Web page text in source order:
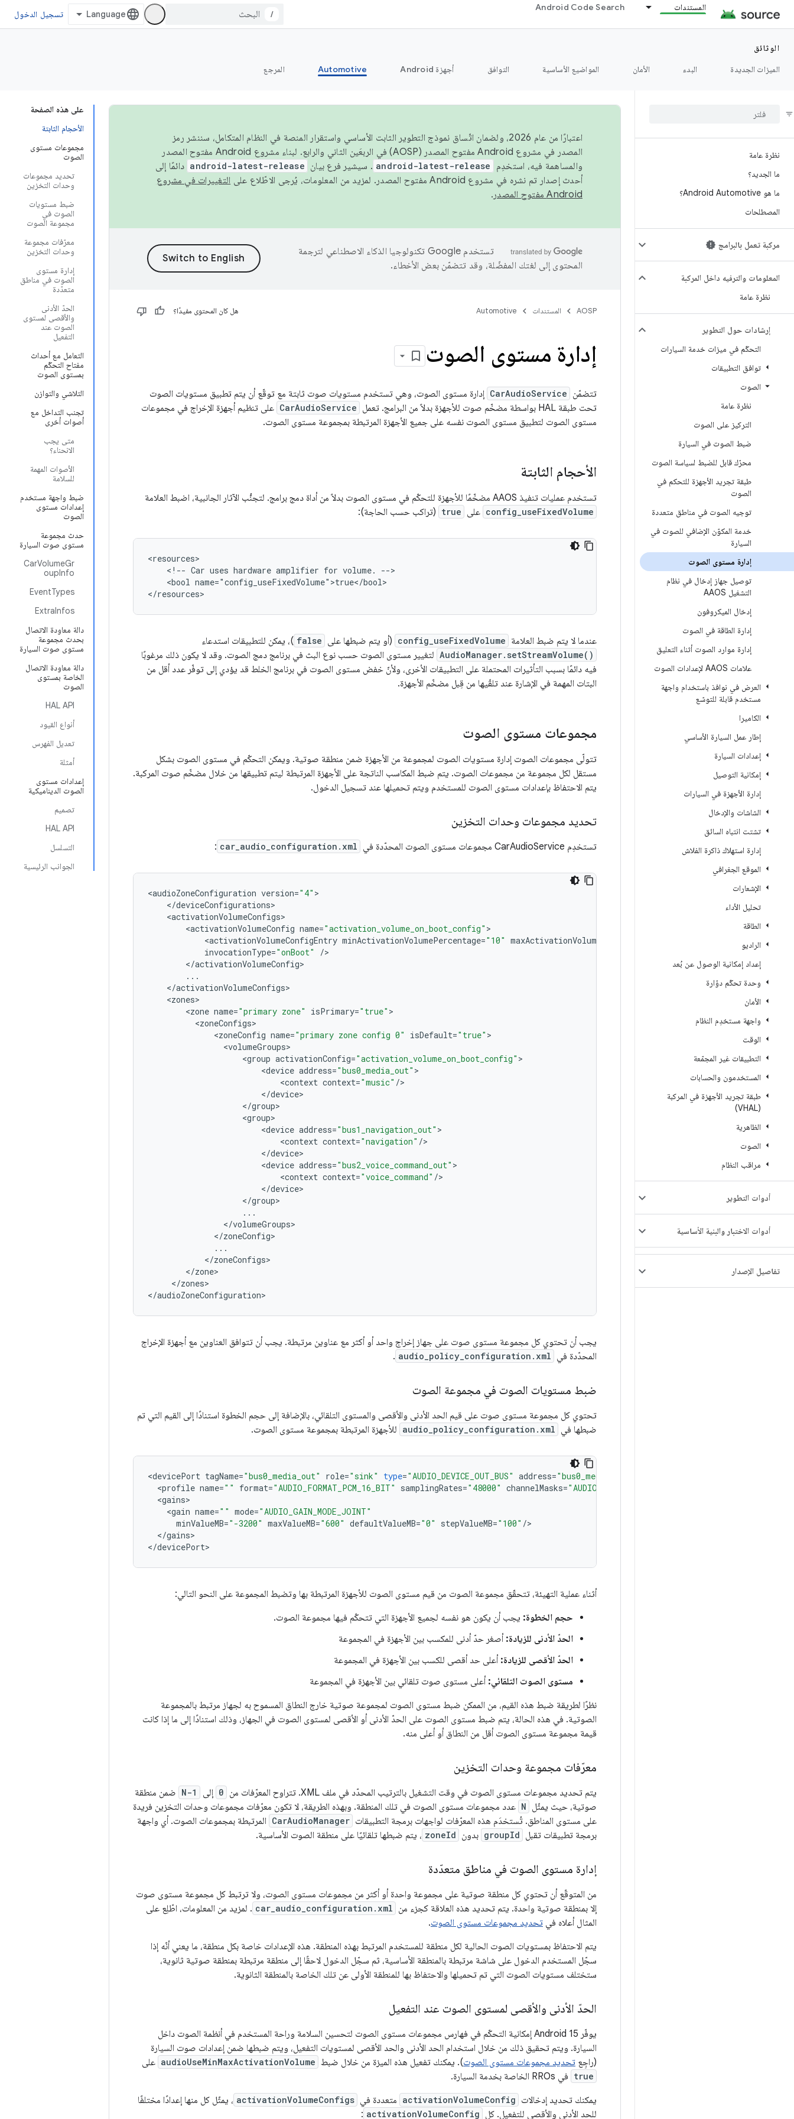
المستندات Android Code Search
/ تسجيل الدخول
الوثائق
الميزات الجديدة
البدء الأمان المواضيع الأساسية التوافق أجهزة Android Automotive المرجع
نظرة عامة
ما الجديد؟
ما هو Android Automotive؟
المصطلحات
مركبة تعمل بالبرامج
المعلومات والترفيه داخل المركبة
نظرة عامة
إرشادات حول التطوير
التحكّم في ميزات خدمة السيارات
توافق التطبيقات
الصوت
نظرة عامة
التركيز على الصوت
ضبط الصوت في السيارة
محرّك قابل للضبط لسياسة الصوت
طبقة تجريد الأجهزة للتحكم في
الصوت
توجيه الصوت في مناطق متعددة
خدمة المكوّن الإضافي للصوت في
السيارة
إدارة مستوى الصوت
توصيل جهاز إدخال في نظام
التشغيل AAOS
إدخال الميكروفون
إدارة الطاقة في الصوت
إدارة موارد الصوت أثناء التعليق
علامات AAOS لإعدادات الصوت
العرض في نوافذ باستخدام واجهة
مستخدم قابلة للتوسّع
الكاميرا
إطار عمل السيارة الأساسي
إعدادات السيارة
إمكانية التوصيل
إدارة الأجهزة في السيارات
الشاشات والإدخال
تشتت انتباه السائق
إدارة استهلاك ذاكرة الفلاش
الموقع الجغرافي
الإشعارات
تحليل الأداء
الطاقة
الراديو
إعداد إمكانية الوصول عن بُعد
وحدة تحكّم دوّارة
الأمان
واجهة مستخدِم النظام
الوقت
التطبيقات غير المجمّعة
المستخدمون والحسابات
طبقة تجريد الأجهزة في المركبة
(VHAL)
الظاهرية
الصوت
مراقب النظام
أدوات التطوير
أدوات الاختبار والبنية الأساسية
تفاصيل الإصدار
على هذه الصفحة
الأحجام الثابتة
مجموعات مستوى
الصوت
تحديد مجموعات
وحدات التخزين
ضبط مستويات
الصوت في
مجموعة الصوت
معرّفات مجموعة
وحدات التخزين
إدارة مستوى
الصوت في مناطق
متعدّدة
الحدّ الأدنى
والأقصى لمستوى
الصوت عند
التفعيل
التعامل مع أحداث
مفتاح التحكّم
بمستوى الصوت
التلاشي والتوازن
تجنب التداخل مع
أصوات أخرى
متى يجب
الانحناء؟
الأصوات المهمة
للسلامة
ضبط واجهة مستخدم
إعدادات مستوى
الصوت
حدث مجموعة
مستوى صوت السيارة
CarVolumeGr
oupInfo
EventTypes
ExtraInfos
دالة معاودة الاتصال
بحدث مجموعة
مستوى صوت السيارة
دالة معاودة الاتصال
الخاصة بمستوى
الصوت
HAL API
أنواع القيود
تعديل الفهرس
أمثلة
إعدادات مستوى
الصوت الديناميكية
تصميم
HAL API
التسلسل
الجوانب الرئيسية
اعتبارًا من عام 2026، ولضمان اتّساق نموذج التطوير الثابت الأساسي واستقرار المنصة في النظام المتكامل، سننشر رمز
المصدر في مشروع Android مفتوح المصدر (AOSP) في الربعَين الثاني والرابع. لبناء مشروع Android مفتوح المصدر
والمساهمة فيه، استخدِم
android-latest-release . سيشير فرع بيان android-latest-release دائمًا إلى
أحدث إصدار تم نشره في مشروع Android مفتوح المصدر. لمزيد من المعلومات، يُرجى الاطّلاع على
التغييرات في مشروع
Android مفتوح المصدر
.
تستخدم Google تكنولوجيا الذكاء الاصطناعي لترجمة
المحتوى إلى لغتك المفضّلة، وقد تتضمّن بعض الأخطاء.
AOSP المستندات Automotive هل كان المحتوى مفيدًا؟
إدارة مستوى الصوت
تتضمّن CarAudioService إدارة مستوى الصوت، وهي تستخدم مستويات صوت ثابتة مع توقّع أن يتم تطبيق مستويات الصوت
تحت طبقة HAL بواسطة مضخّم صوت للأجهزة بدلاً من البرامج. تعمل
CarAudioService على تنظيم أجهزة الإخراج في مجموعات
مستوى الصوت لتطبيق مستوى الصوت نفسه على جميع الأجهزة المرتبطة بمجموعة مستوى الصوت.
الأحجام الثابتة
تستخدم عمليات تنفيذ AAOS مضخّمًا للأجهزة للتحكّم في مستوى الصوت بدلاً من أداة دمج برامج. لتجنُّب الآثار الجانبية، اضبط العلامة
config_useFixedVolume على true (تراكب حسب الحاجة):
<resources>
    <!-- Car uses hardware amplifier for volume. -->
    <bool name="config_useFixedVolume">true</bool>
عندما لا يتم ضبط العلامة config_useFixedVolume (أو يتم ضبطها على false )، يمكن للتطبيقات استدعاء
AudioManager.setStreamVolume() لتغيير مستوى الصوت حسب نوع البث في برنامج دمج الصوت. وقد لا يكون ذلك مرغوبًا
فيه دائمًا بسبب التأثيرات المحتملة على التطبيقات الأخرى، ولأنّ خفض مستوى الصوت في برنامج الخلط قد يؤدي إلى توفّر عدد أقل من
البتات المهمة في الإشارة عند تلقّيها من قِبل مضخّم الأجهزة.
مجموعات مستوى الصوت
تتولّى مجموعات الصوت إدارة مستويات الصوت لمجموعة من الأجهزة ضمن منطقة صوتية. ويمكن التحكّم في مستوى الصوت بشكل
مستقل لكل مجموعة من مجموعات الصوت. يتم ضبط المكاسب الناتجة على الأجهزة المرتبطة ليتم تطبيقها من خلال مضخّم صوت المركبة.
يتم الاحتفاظ بإعدادات مستوى الصوت للمستخدم ويتم تحميلها عند تسجيل الدخول.
تحديد مجموعات وحدات التخزين
تستخدِم CarAudioService مجموعات مستوى الصوت المحدّدة في car_audio_configuration.xml
:
<audioZoneConfiguration version="4"
</deviceConfigurations
<activationVolumeConfigs
<activationVolumeConfig name="activation_volume_on_boot_config"
<activationVolumeConfigEntry minActivationVolumePercentage="10" maxActivationVolumePercentage
invocationType="onBoot" /
</activationVolumeConfig
...
</activationVolumeConfigs
<zones
<zone name="primary zone" isPrimary="true"
<zoneConfigs
<zoneConfig name="primary zone config 0" isDefault="true"
<volumeGroups
<group activationConfig="activation_volume_on_boot_config"
<device address="bus0_media_out"
<context context="music" /
</device
</group
<group
<device address="bus1_navigation_out"
<context context="navigation" /
</device
<device address="bus2_voice_command_out"
<context context="voice_command" /
</device
</group
...
</volumeGroups
</zoneConfig
...
</zoneConfigs
</zone
</zones>
</audioZoneConfiguration
يجب أن تحتوي كل مجموعة مستوى صوت على جهاز إخراج واحد أو أكثر مع عناوين مرتبطة. يجب أن تتوافق العناوين مع أجهزة الإخراج
المحدّدة في audio_policy_configuration.xml
.
ضبط مستويات الصوت في مجموعة الصوت
تحتوي كل مجموعة مستوى صوت على قيم الحد الأدنى والأقصى والمستوى التلقائي، بالإضافة إلى حجم الخطوة استنادًا إلى القيم التي تم
ضبطها في audio_policy_configuration.xml للأجهزة المرتبطة بمجموعة مستوى الصوت.
<devicePort tagName="bus0_media_out" role="sink" type="AUDIO_DEVICE_OUT_BUS" address="bus0_media_out"
<profile name="" format="AUDIO_FORMAT_PCM_16_BIT" samplingRates="48000" channelMasks="AUDIO_CHANNEL_OUT_STEREO"
<gains
<gain name="" mode="AUDIO_GAIN_MODE_JOINT"
minValueMB="-3200" maxValueMB="600" defaultValueMB="0" stepValueMB="100" /
</gains>
</devicePort
أثناء عملية التهيئة، تتحقّق مجموعة الصوت من قيم مستوى الصوت للأجهزة المرتبطة بها وتضبط المجموعة على النحو التالي:
حجم الخطوة: يجب أن يكون هو نفسه لجميع الأجهزة التي تتحكّم فيها مجموعة الصوت.
الحدّ الأدنى للزيادة: أصغر حدّ أدنى للمكسب بين الأجهزة في المجموعة
الحدّ الأقصى للزيادة: أعلى حد أقصى للكسب بين الأجهزة في المجموعة
مستوى الصوت التلقائي: أعلى مستوى صوت تلقائي بين الأجهزة في المجموعة
نظرًا لطريقة ضبط هذه القيم، من الممكن ضبط مستوى الصوت لمجموعة صوتية خارج النطاق المسموح به لجهاز مرتبط بالمجموعة
الصوتية. في هذه الحالة، يتم ضبط مستوى الصوت على الحدّ الأدنى أو الأقصى لمستوى الصوت في الجهاز، وذلك استنادًا إلى ما إذا كانت
قيمة مجموعة مستوى الصوت أقل من النطاق أو أعلى منه.
معرّفات مجموعة وحدات التخزين
يتم تحديد مجموعات مستوى الصوت في وقت التشغيل بالترتيب المحدّد في ملف XML. تتراوح المعرّفات من 0 إلى N-1 ضمن منطقة
صوتية، حيث يمثّل N عدد مجموعات مستوى الصوت في تلك المنطقة. وبهذه الطريقة، لا تكون معرّفات مجموعات وحدات التخزين فريدة
على مستوى المناطق. تُستخدَم هذه المعرّفات لواجهات برمجة التطبيقات CarAudioManager المرتبطة بمجموعات الصوت. أي واجهة
برمجة تطبيقات تقبل groupId بدون zoneId ، يتم ضبطها تلقائيًا على منطقة الصوت الأساسية.
إدارة مستوى الصوت في مناطق متعدّدة
من المتوقّع أن تحتوي كل منطقة صوتية على مجموعة واحدة أو أكثر من مجموعات مستوى الصوت، ولا ترتبط كل مجموعة مستوى صوت
إلا بمنطقة صوتية واحدة. يتم تحديد هذه العلاقة كجزء من car_audio_configuration.xml . لمزيد من المعلومات، اطّلِع على
المثال أعلاه في تحديد مجموعات مستوى الصوت.
يتم الاحتفاظ بمستويات الصوت الحالية لكل منطقة للمستخدم المرتبط بهذه المنطقة. هذه الإعدادات خاصة بكل منطقة، ما يعني أنّه إذا
سجّل المستخدم الدخول على شاشة مرتبطة بالمنطقة الأساسية، ثم سجّل الدخول لاحقًا إلى منطقة مرتبطة بمنطقة صوتية ثانوية،
ستختلف مستويات الصوت التي تم تحميلها والاحتفاظ بها للمنطقة الأولى عن تلك الخاصة بالمنطقة الثانوية.
الحدّ الأدنى والأقصى لمستوى الصوت عند التفعيل
يوفّر Android 15 إمكانية التحكّم في فهارس مجموعات مستوى الصوت لتحسين السلامة وراحة المستخدم في أنظمة الصوت داخل
السيارة. ويتم تحقيق ذلك من خلال استخدام الحد الأدنى والحد الأقصى لمستويات التفعيل، ويتم ضبطها ضمن إعدادات صوت السيارة
(راجِع تحديد مجموعات مستوى الصوت). يمكنك تفعيل هذه الميزة من خلال ضبط audioUseMinMaxActivationVolume على
true في RROs الخاصة بخدمة السيارة.
يمكنك تحديد إدخالات activationVolumeConfig متعددة في activationVolumeConfigs ، يمثّل كل منها إعدادًا مختلفًا
للحد الأدنى والأقصى للتفعيل. كل activationVolumeConfig
: